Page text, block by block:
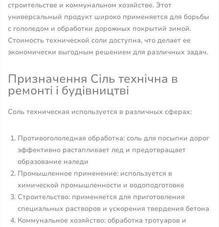
строительстве и коммунальном хозяйстве. Этот
универсальный продукт широко применяется для борьбы
с гололедом и обработки дорожных покрытий зимой.
Стоимость технической соли доступна, что делает ее
экономически выгодным решением для различных задач.
Призначення Сіль технічна в
ремонті і будівництві
Соль техническая используется в различных сферах:
Противогололедная обработка: соль для посыпки дорог
эффективно растапливает лед и предотвращает
образование наледи
Промышленное применение: используется в
химической промышленности и водоподготовке
Строительство: применяется для приготовления
специальных растворов и ускорения твердения бетона
Коммунальное хозяйство: обработка тротуаров и